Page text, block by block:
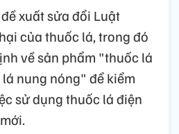
xuất sửa đổi Luật
của thuốc lá, trong đó
về sản phẩm "thuốc lá
nung nóng" để kiểm
sử dụng thuốc lá điện